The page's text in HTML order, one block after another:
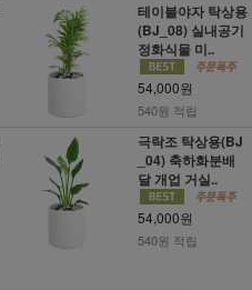
테이블야자 탁상용
(BJ_08) 실내공기
정화식물 미..
54,000원
540원 적립
극락조 탁상용(BJ
_04) 축하화분배
달 개업 거실..
54,000원
540원 적립